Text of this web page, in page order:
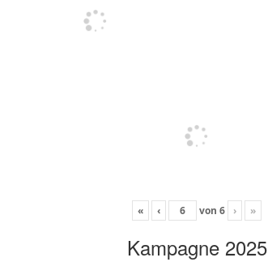
« ‹ von 6 › »
Kampagne 2025